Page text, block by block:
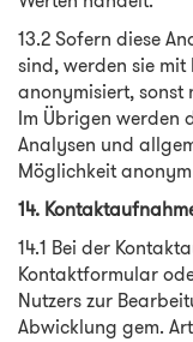
13.2 Sofern diese
sind, werden sie
anonymisiert, sonst
Im Übrigen werden
Analysen und
Möglichkeit
14.
14.1 Bei der
Kontaktformular
Nutzers zur
Abwicklung gem.